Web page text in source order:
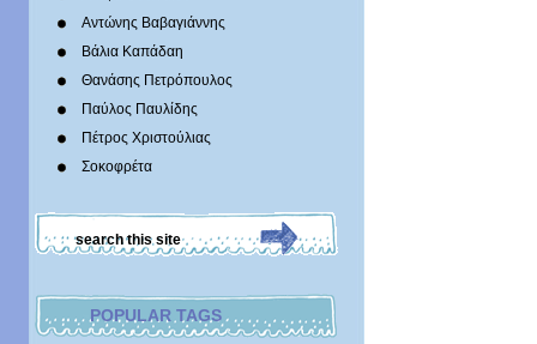
Αντώνης Βαβαγιάννης
Βάλια Καπάδαη
Θανάσης Πετρόπουλος
Παύλος Παυλίδης
Πέτρος Χριστούλιας
Σοκοφρέτα
POPULAR TAGS